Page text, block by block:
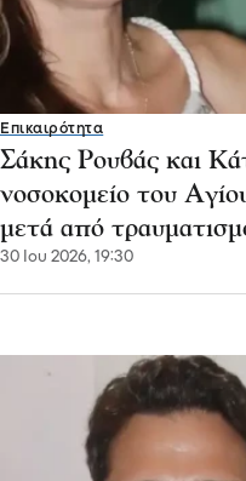
Επικαιρότητα
Σάκης Ρουβάς και
νοσοκομείο του
μετά από
30 Ιου 2026, 19:30